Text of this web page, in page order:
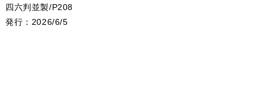
四六判並製/P208
発行：2026/6/5